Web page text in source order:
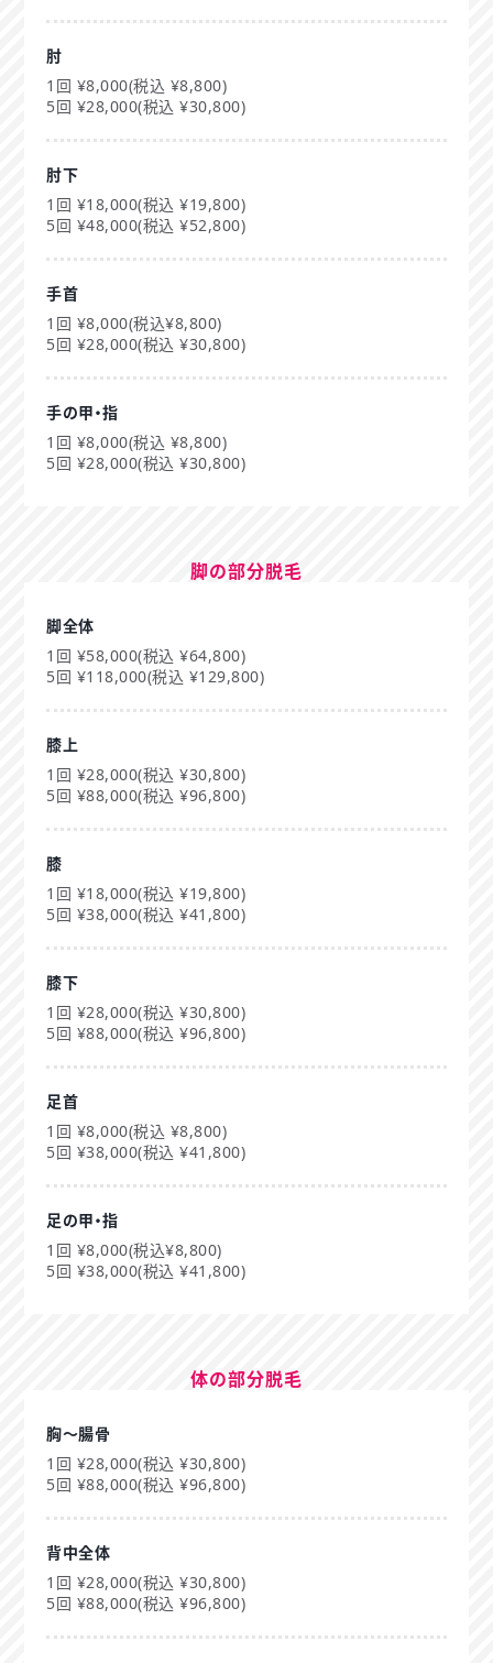
肘
1回 ¥8,000(税込 ¥8,800)
5回 ¥28,000(税込 ¥30,800)
肘下
1回 ¥18,000(税込 ¥19,800)
5回 ¥48,000(税込 ¥52,800)
手首
1回 ¥8,000(税込¥8,800)
5回 ¥28,000(税込 ¥30,800)
手の甲・指
1回 ¥8,000(税込 ¥8,800)
5回 ¥28,000(税込 ¥30,800)
脚の部分脱毛
脚全体
1回 ¥58,000(税込 ¥64,800)
5回 ¥118,000(税込 ¥129,800)
膝上
1回 ¥28,000(税込 ¥30,800)
5回 ¥88,000(税込 ¥96,800)
膝
1回 ¥18,000(税込 ¥19,800)
5回 ¥38,000(税込 ¥41,800)
膝下
1回 ¥28,000(税込 ¥30,800)
5回 ¥88,000(税込 ¥96,800)
足首
1回 ¥8,000(税込 ¥8,800)
5回 ¥38,000(税込 ¥41,800)
足の甲・指
1回 ¥8,000(税込¥8,800)
5回 ¥38,000(税込 ¥41,800)
体の部分脱毛
胸～腸骨
1回 ¥28,000(税込 ¥30,800)
5回 ¥88,000(税込 ¥96,800)
背中全体
1回 ¥28,000(税込 ¥30,800)
5回 ¥88,000(税込 ¥96,800)